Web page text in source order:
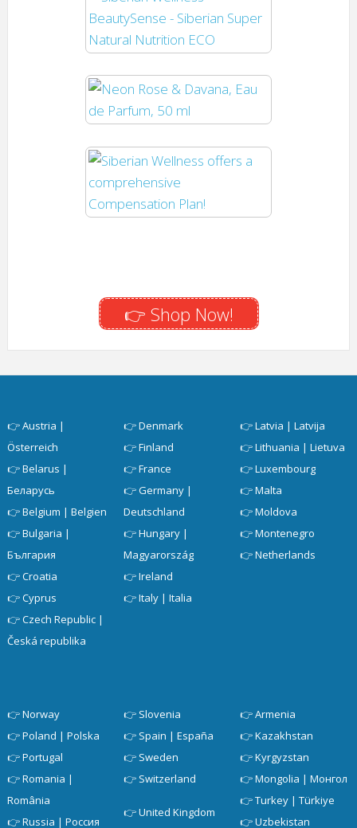
👉 Shop Now!
👉Austria |
Österreich
👉Belarus |
Беларусь
👉Belgium | Belgien
👉Bulgaria |
България
👉Croatia
👉Cyprus
👉Czech Republic |
Česká republika
👉Denmark
👉Finland
👉France
👉Germany |
Deutschland
👉Hungary |
Magyarország
👉Ireland
👉Italy | Italia
👉Latvia | Latvija
👉Lithuania | Lietuva
👉Luxembourg
👉Malta
👉Moldova
👉Montenegro
👉Netherlands
👉Norway
👉Poland | Polska
👉Portugal
👉Romania |
România
👉Russia | Россия
👉 Slovenia
👉 Spain | España
👉 Sweden
👉 Switzerland
👉United Kingdom
👉Armenia
👉Kazakhstan
👉Kyrgyzstan
👉Mongolia | Монгол
👉Turkey | Türkiye
👉Uzbekistan